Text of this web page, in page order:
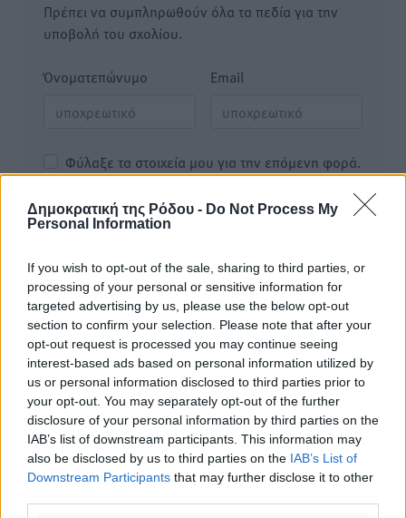
Δημοκρατική της Ρόδου - Do Not Process My
Personal Information
If you wish to opt-out of the sale, sharing to third parties, or
processing of your personal or sensitive information for
targeted advertising by us, please use the below opt-out
section to confirm your selection. Please note that after your
opt-out request is processed you may continue seeing
interest-based ads based on personal information utilized by
us or personal information disclosed to third parties prior to
your opt-out. You may separately opt-out of the further
disclosure of your personal information by third parties on the
IAB’s list of downstream participants. This information may
also be disclosed by us to third parties on the IAB’s List of
Downstream Participants that may further disclose it to other
Πρέπει να συμπληρωθούν όλα τα πεδία για την
υποβολή του σχολίου.
Όνοματεπώνυμο Email
Φύλαξε τα στοιχεία μου για την επόμενη φορά.